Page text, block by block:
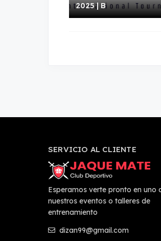
2025 | B
SERVICIO AL CLIENTE
Esperamos verte pronto en uno
nuestros eventos o talleres de
entrenamiento
dizan99@gmail.com